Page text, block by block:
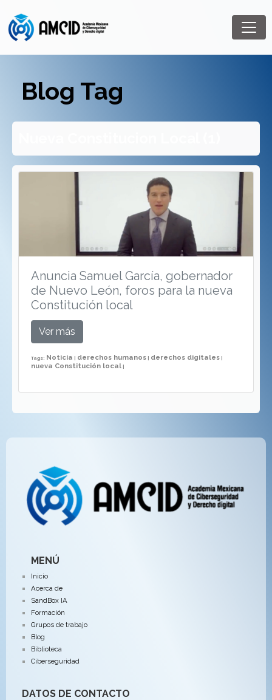
Blog Tag
Anuncia Samuel García, gobernador
de Nuevo León, foros para la nueva
Constitución local
Ver más
Tags: Noticia | derechos humanos | derechos digitales |
nueva Constitución local |
MENÚ
Inicio
Acerca de
SandBox IA
Formación
Grupos de trabajo
Blog
Biblioteca
Ciberseguridad
DATOS DE CONTACTO